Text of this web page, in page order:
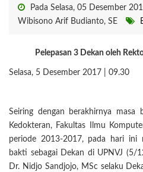
Pada Selasa, 05 Desember
Wibisono Arif Budianto, SE
Pelepasan 3 Dekan oleh
Selasa, 5 Desember 2017 | 09.30
Seiring dengan berakhirnya
Kedokteran, Fakultas Ilmu
periode 2013-2017, pada hari ini
bakti sebagai Dekan di UPNVJ (5/
Dr. Nidjo Sandjojo, MSc selaku